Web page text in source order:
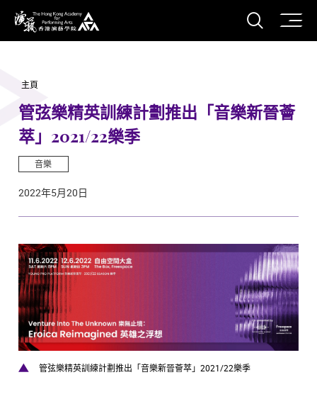
香港演藝學院
打開
主頁
管弦樂精英訓練計劃推出「音樂新晉薈
萃」2021/22樂季
音樂
2022年5月20日
管弦樂精英訓練計劃推出「音樂新晉薈萃」2021/22樂季